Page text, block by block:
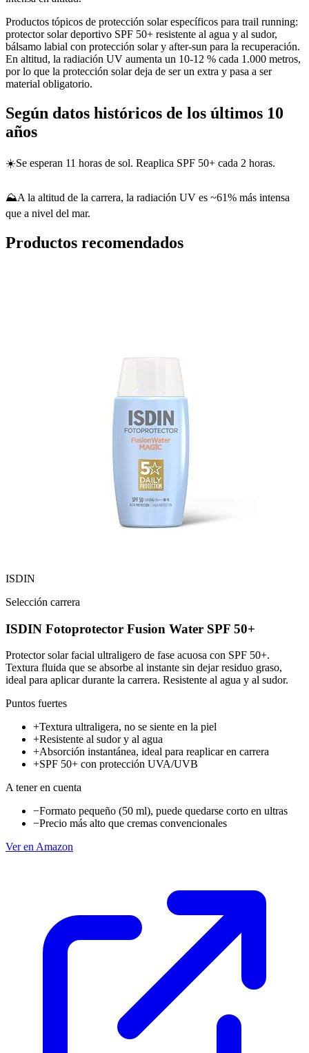
Productos tópicos de protección solar específicos para trail running:
protector solar deportivo SPF 50+ resistente al agua y al sudor,
bálsamo labial con protección solar y after-sun para la recuperación.
En altitud, la radiación UV aumenta un 10-12 % cada 1.000 metros,
por lo que la protección solar deja de ser un extra y pasa a ser
material obligatorio.
Según datos históricos de los últimos 10
años
☀️Se esperan 11 horas de sol. Reaplica SPF 50+ cada 2 horas.
⛰️A la altitud de la carrera, la radiación UV es ~61% más intensa
que a nivel del mar.
Productos recomendados
ISDIN
Selección carrera
ISDIN Fotoprotector Fusion Water SPF 50+
Protector solar facial ultraligero de fase acuosa con SPF 50+.
Textura fluida que se absorbe al instante sin dejar residuo graso,
ideal para aplicar durante la carrera. Resistente al agua y al sudor.
Puntos fuertes
+Textura ultraligera, no se siente en la piel
+Resistente al sudor y al agua
+Absorción instantánea, ideal para reaplicar en carrera
+SPF 50+ con protección UVA/UVB
A tener en cuenta
−Formato pequeño (50 ml), puede quedarse corto en ultras
−Precio más alto que cremas convencionales
Ver en Amazon